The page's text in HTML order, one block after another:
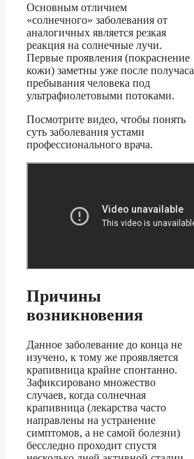
Основным отличием
«солнечного» заболевания от
аналогичных является резкая
реакция на солнечные лучи.
Первые проявления (покраснение
кожи) заметны уже после получаса
пребывания человека под
ультрафиолетовыми потоками.
Посмотрите видео, чтобы понять
суть заболевания устами
профессионального врача.
Причины
возникновения
Данное заболевание до конца не
изучено, к тому же проявляется
крапивница крайне спонтанно.
Зафиксировано множество
случаев, когда солнечная
крапивница (лекарства часто
направлены на устранение
симптомов, а не самой болезни)
бесследно проходит спустя